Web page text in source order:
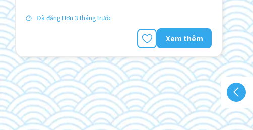
Đã đăng Hơn 3 tháng trước
Xem thêm